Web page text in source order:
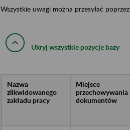
Wszystkie uwagi można przesyłać poprzez
Ukryj wszystkie pozycje bazy
Nazwa
zlikwidowanego
zakładu pracy
Miejsce
przechowywania
dokumentów